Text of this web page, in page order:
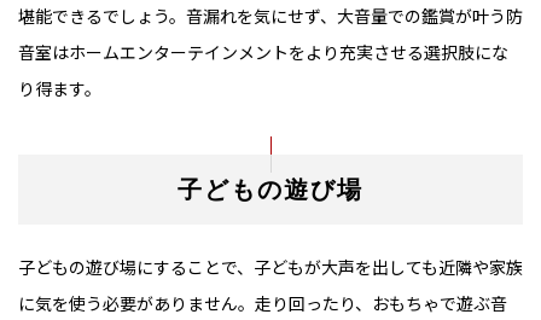
堪能できるでしょう。音漏れを気にせず、大音量での鑑賞が叶う防
音室はホームエンターテインメントをより充実させる選択肢にな
り得ます。
子どもの遊び場
子どもの遊び場にすることで、子どもが大声を出しても近隣や家族
に気を使う必要がありません。走り回ったり、おもちゃで遊ぶ音